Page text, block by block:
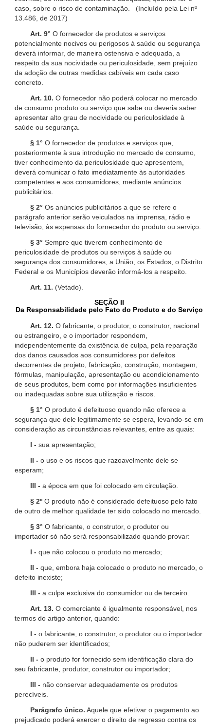
caso, sobre o risco de contaminação. (Incluído pela Lei nº
13.486, de 2017)
Art. 9° O fornecedor de produtos e serviços
potencialmente nocivos ou perigosos à saúde ou segurança
deverá informar, de maneira ostensiva e adequada, a
respeito da sua nocividade ou periculosidade, sem prejuízo
da adoção de outras medidas cabíveis em cada caso
concreto.
Art. 10. O fornecedor não poderá colocar no mercado
de consumo produto ou serviço que sabe ou deveria saber
apresentar alto grau de nocividade ou periculosidade à
saúde ou segurança.
§ 1° O fornecedor de produtos e serviços que,
posteriormente à sua introdução no mercado de consumo,
tiver conhecimento da periculosidade que apresentem,
deverá comunicar o fato imediatamente às autoridades
competentes e aos consumidores, mediante anúncios
publicitários.
§ 2° Os anúncios publicitários a que se refere o
parágrafo anterior serão veiculados na imprensa, rádio e
televisão, às expensas do fornecedor do produto ou serviço.
§ 3° Sempre que tiverem conhecimento de
periculosidade de produtos ou serviços à saúde ou
segurança dos consumidores, a União, os Estados, o Distrito
Federal e os Municípios deverão informá-los a respeito.
Art. 11. (Vetado).
SEÇÃO II
Da Responsabilidade pelo Fato do Produto e do Serviço
Art. 12. O fabricante, o produtor, o construtor, nacional
ou estrangeiro, e o importador respondem,
independentemente da existência de culpa, pela reparação
dos danos causados aos consumidores por defeitos
decorrentes de projeto, fabricação, construção, montagem,
fórmulas, manipulação, apresentação ou acondicionamento
de seus produtos, bem como por informações insuficientes
ou inadequadas sobre sua utilização e riscos.
§ 1° O produto é defeituoso quando não oferece a
segurança que dele legitimamente se espera, levando-se em
consideração as circunstâncias relevantes, entre as quais:
I - sua apresentação;
II - o uso e os riscos que razoavelmente dele se
esperam;
III - a época em que foi colocado em circulação.
§ 2º O produto não é considerado defeituoso pelo fato
de outro de melhor qualidade ter sido colocado no mercado.
§ 3° O fabricante, o construtor, o produtor ou
importador só não será responsabilizado quando provar:
I - que não colocou o produto no mercado;
II - que, embora haja colocado o produto no mercado, o
defeito inexiste;
III - a culpa exclusiva do consumidor ou de terceiro.
Art. 13. O comerciante é igualmente responsável, nos
termos do artigo anterior, quando:
I - o fabricante, o construtor, o produtor ou o importador
não puderem ser identificados;
II - o produto for fornecido sem identificação clara do
seu fabricante, produtor, construtor ou importador;
III - não conservar adequadamente os produtos
perecíveis.
Parágrafo único. Aquele que efetivar o pagamento ao
prejudicado poderá exercer o direito de regresso contra os